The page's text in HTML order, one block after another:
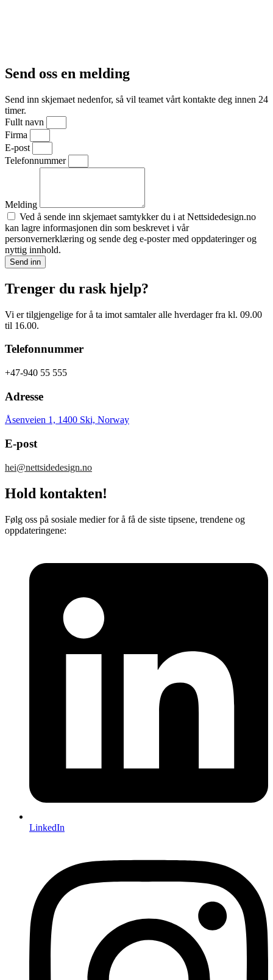
Send oss ​​en melding
Send inn skjemaet nedenfor, så vil teamet vårt kontakte deg innen 24
timer.
Fullt navn
Firma
E-post
Telefonnummer
Melding
Ved å sende inn skjemaet samtykker du i at Nettsidedesign.no
kan lagre informasjonen din som beskrevet i vår
personvernerklæring og sende deg e-poster med oppdateringer og
nyttig innhold.
Send inn
Trenger du rask hjelp?
Vi er tilgjengelige for å ta imot samtaler alle hverdager fra kl. 09.00
til 16.00.
Telefonnummer
+47-940 55 555
Adresse
Åsenveien 1, 1400 Ski, Norway
E-post
hei@nettsidedesign.no
Hold kontakten!
Følg oss på sosiale medier for å få de siste tipsene, trendene og
oppdateringene:
LinkedIn